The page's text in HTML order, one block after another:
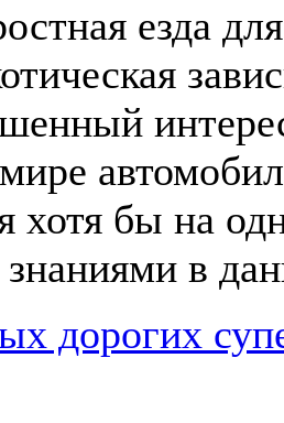
езда
хотя бы на
знаниями в
дорогих